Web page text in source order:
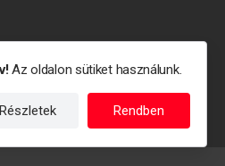
Az oldalon sütiket használunk.
Részletek Rendben